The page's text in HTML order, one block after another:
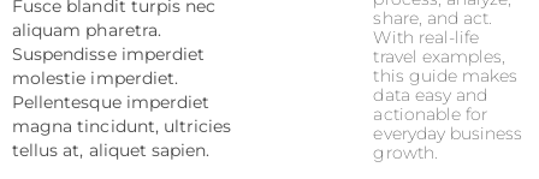
Fusce blandit turpis nec
aliquam pharetra.
Suspendisse imperdiet
molestie imperdiet.
Pellentesque imperdiet
magna tincidunt, ultricies
tellus at, aliquet sapien.
share, and act.
With real-life
travel examples,
this guide makes
data easy and
actionable for
everyday business
growth.